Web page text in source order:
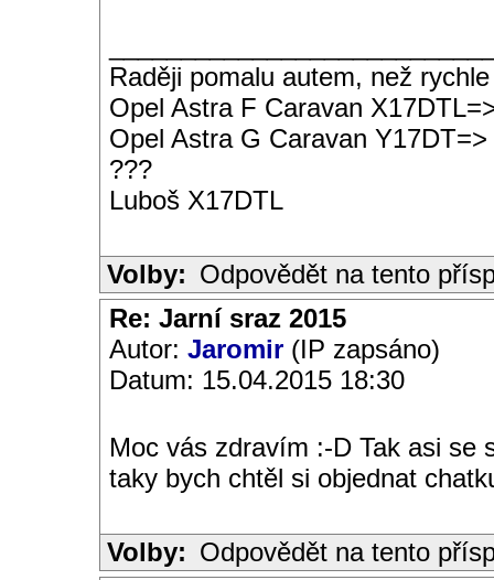
Raději pomalu autem, než
Opel Astra F Caravan
Opel Astra G Caravan Y17DT=>
???
Luboš X17DTL
Volby: Odpovědět na tento
Re: Jarní sraz 2015
Autor: Jaromir (IP zapsáno)
Datum: 15.04.2015 18:30
Moc vás zdravím :-D Tak asi se
taky bych chtěl si objednat
Volby: Odpovědět na tento